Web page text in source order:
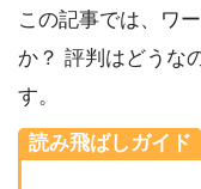
この記事では、ワ
か？ 評判はどうな
す。
読み飛ばしガイド